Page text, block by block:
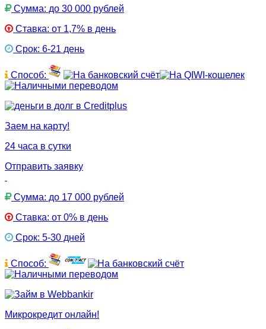
Сумма: до 30 000 рублей
Ставка: от 1,7% в день
Срок: 6-21 день
Способ:
Заем на карту!
24 часа в сутки
Отправить заявку
Сумма: до 17 000 рублей
Ставка: от 0% в день
Срок: 5-30 дней
Способ:
Микрокредит онлайн!